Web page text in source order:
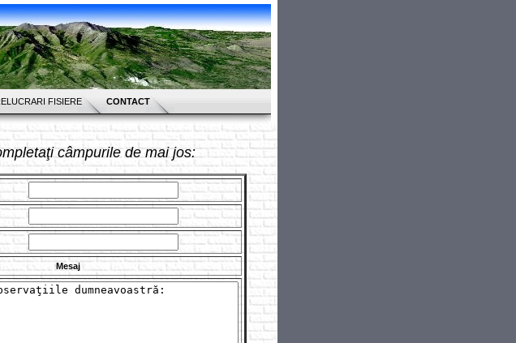
FISIERE CONTACT
câmpurile de mai jos:
Mesaj